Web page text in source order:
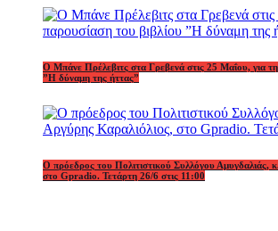
Ο Μπάνε Πρέλεβιτς στα Γρεβενά στις 25 Μαΐου, για
”Η δύναμη της ήττας”
Ο πρόεδρος του Πολιτιστικού Συλλόγου Αμυγδαλιάς,
στο Gpradio. Τετάρτη 26/6 στις 11:00